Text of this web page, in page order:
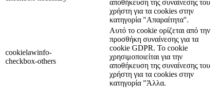
αποθήκευση της συναίνεσης του
χρήστη για τα cookies στην
κατηγορία "Απαραίτητα".
cookielawinfo-
checkbox-others
Αυτό το cookie ορίζεται από την
προσθήκη συναίνεσης για τα
cookie GDPR. Το cookie
χρησιμοποιείται για την
αποθήκευση της συναίνεσης του
χρήστη για τα cookies στην
κατηγορία "Άλλα.